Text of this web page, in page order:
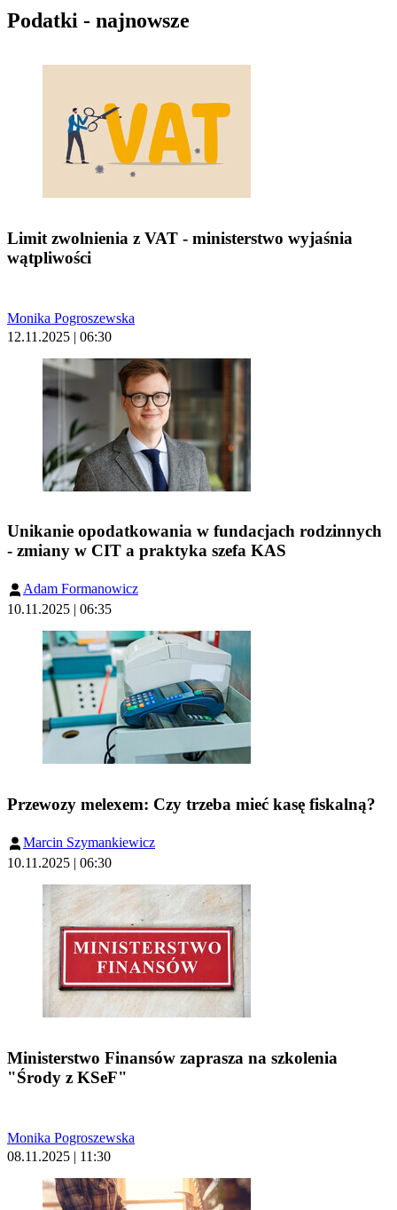
Podatki - najnowsze
Limit zwolnienia z VAT - ministerstwo wyjaśnia
wątpliwości
Monika Pogroszewska
12.11.2025 | 06:30
Unikanie opodatkowania w fundacjach rodzinnych
- zmiany w CIT a praktyka szefa KAS
Adam Formanowicz
10.11.2025 | 06:35
Przewozy melexem: Czy trzeba mieć kasę fiskalną?
Marcin Szymankiewicz
10.11.2025 | 06:30
Ministerstwo Finansów zaprasza na szkolenia
"Środy z KSeF"
Monika Pogroszewska
08.11.2025 | 11:30